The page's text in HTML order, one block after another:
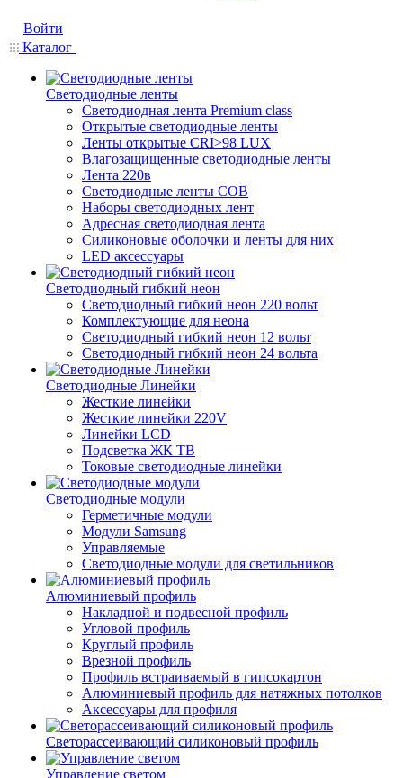
Войти
Каталог
Светодиодные ленты
Светодиодная лента Premium class
Открытые светодиодные ленты
Ленты открытые CRI>98 LUX
Влагозащищенные светодиодные ленты
Лента 220в
Светодиодные ленты COB
Наборы светодиодных лент
Адресная светодиодная лента
Силиконовые оболочки и ленты для них
LED аксессуары
Светодиодный гибкий неон
Светодиодный гибкий неон 220 вольт
Комплектующие для неона
Светодиодный гибкий неон 12 вольт
Светодиодный гибкий неон 24 вольта
Светодиодные Линейки
Жесткие линейки
Жесткие линейки 220V
Линейки LCD
Подсветка ЖК ТВ
Токовые светодиодные линейки
Светодиодные модули
Герметичные модули
Модули Samsung
Управляемые
Светодиодные модули для светильников
Алюминиевый профиль
Накладной и подвесной профиль
Угловой профиль
Круглый профиль
Врезной профиль
Профиль встраиваемый в гипсокартон
Алюминиевый профиль для натяжных потолков
Аксессуары для профиля
Светорассеивающий силиконовый профиль
Управление светом